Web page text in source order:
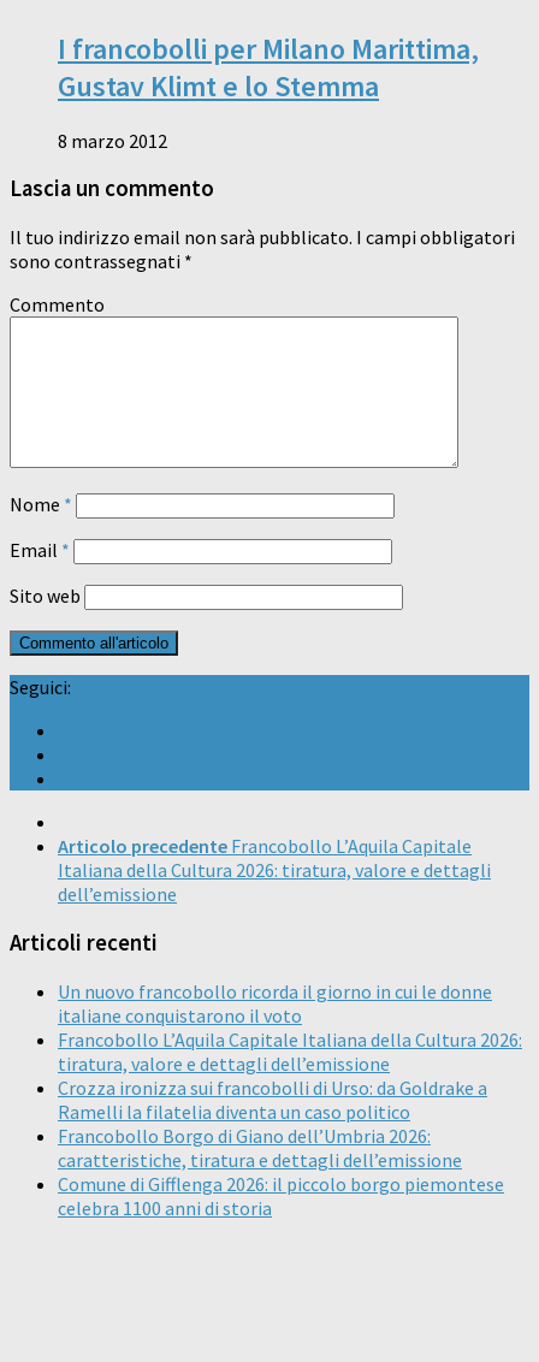
I francobolli per Milano Marittima,
Gustav Klimt e lo Stemma
8 marzo 2012
Lascia un commento
Il tuo indirizzo email non sarà pubblicato. I campi obbligatori
sono contrassegnati *
Commento
Nome *
Email *
Sito web
Seguici:
Articolo precedente Francobollo L’Aquila Capitale
Italiana della Cultura 2026: tiratura, valore e dettagli
dell’emissione
Articoli recenti
Un nuovo francobollo ricorda il giorno in cui le donne
italiane conquistarono il voto
Francobollo L’Aquila Capitale Italiana della Cultura 2026:
tiratura, valore e dettagli dell’emissione
Crozza ironizza sui francobolli di Urso: da Goldrake a
Ramelli la filatelia diventa un caso politico
Francobollo Borgo di Giano dell’Umbria 2026:
caratteristiche, tiratura e dettagli dell’emissione
Comune di Gifflenga 2026: il piccolo borgo piemontese
celebra 1100 anni di storia